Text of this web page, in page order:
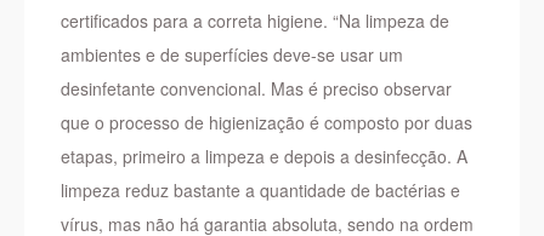
certificados para a correta higiene. “Na limpeza de
ambientes e de superfícies deve-se usar um
desinfetante convencional. Mas é preciso observar
que o processo de higienização é composto por duas
etapas, primeiro a limpeza e depois a desinfecção. A
limpeza reduz bastante a quantidade de bactérias e
vírus, mas não há garantia absoluta, sendo na ordem